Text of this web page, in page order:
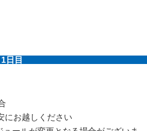
1日目
にお越しください